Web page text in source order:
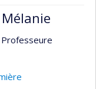
en sciences
actives de
de cas),
Mélanie